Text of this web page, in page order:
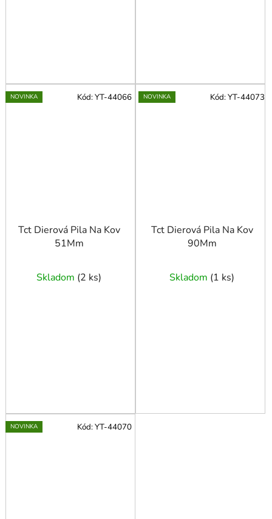
NOVINKA
Tct Dierová Pila Na Kov
51Mm
Skladom (2 ks)
Kód:YT-44066 NOVINKA
Tct Dierová Pila Na Kov
90Mm
Skladom (1 ks)
Kód:YT-44073
NOVINKA Kód:YT-44070